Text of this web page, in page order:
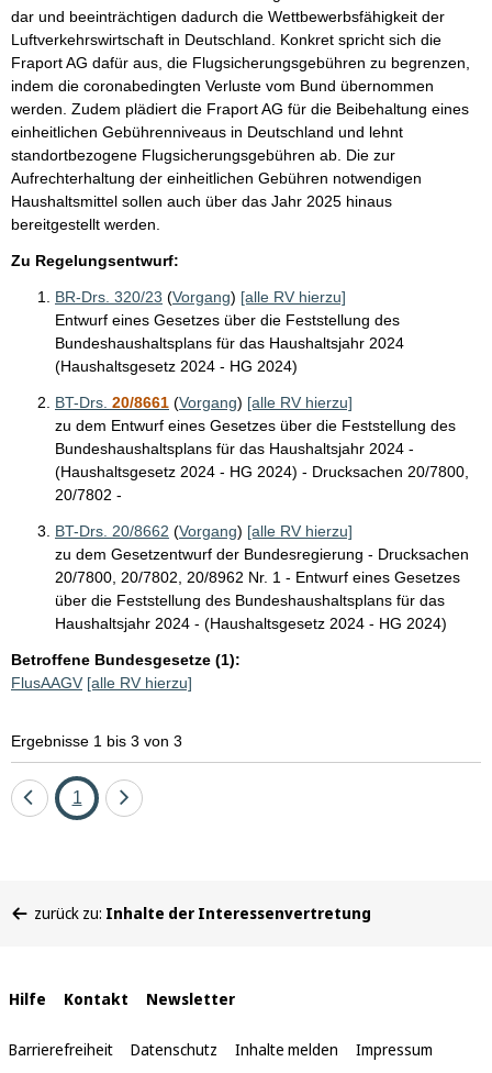
dar und beeinträchtigen dadurch die Wettbewerbsfähigkeit der
Luftverkehrswirtschaft in Deutschland. Konkret spricht sich die
Fraport AG dafür aus, die Flugsicherungsgebühren zu begrenzen,
indem die coronabedingten Verluste vom Bund übernommen
werden. Zudem plädiert die Fraport AG für die Beibehaltung eines
einheitlichen Gebührenniveaus in Deutschland und lehnt
standortbezogene Flugsicherungsgebühren ab. Die zur
Aufrechterhaltung der einheitlichen Gebühren notwendigen
Haushaltsmittel sollen auch über das Jahr 2025 hinaus
bereitgestellt werden.
Zu Regelungsentwurf:
BR-Drs. 320/23 (Vorgang) [alle RV hierzu]
Entwurf eines Gesetzes über die Feststellung des
Bundeshaushaltsplans für das Haushaltsjahr 2024
(Haushaltsgesetz 2024 - HG 2024)
BT-Drs. 20/8661 (Vorgang) [alle RV hierzu]
zu dem Entwurf eines Gesetzes über die Feststellung des
Bundeshaushaltsplans für das Haushaltsjahr 2024 -
(Haushaltsgesetz 2024 - HG 2024) - Drucksachen 20/7800,
20/7802 -
BT-Drs. 20/8662 (Vorgang) [alle RV hierzu]
zu dem Gesetzentwurf der Bundesregierung - Drucksachen
20/7800, 20/7802, 20/8962 Nr. 1 - Entwurf eines Gesetzes
über die Feststellung des Bundeshaushaltsplans für das
Haushaltsjahr 2024 - (Haushaltsgesetz 2024 - HG 2024)
Betroffene Bundesgesetze (1):
FlusAAGV [alle RV hierzu]
Ergebnisse 1 bis 3 von 3
EineSeite
1
Eine
befinden
zurück zu: Inhalte der Interessenvertretung
Interne
Links
Hilfe Kontakt Newsletter
Barrierefreiheit Datenschutz Inhalte melden Impressum